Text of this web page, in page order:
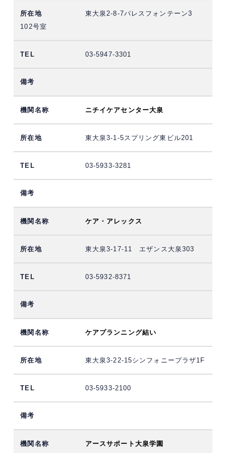
東大泉2-8-7パレスフォンテーン3
102号室
03-5947-3301
ニチイケアセンター大泉
東大泉3-1-5スプリング東ビル201
03-5933-3281
ケア・アレックス
東大泉3-17-11 エザンス大泉303
03-5932-8371
ケアプランニング結い
東大泉3-22-15シンフォニープラザ1F
03-5933-2100
アースサポート大泉学園